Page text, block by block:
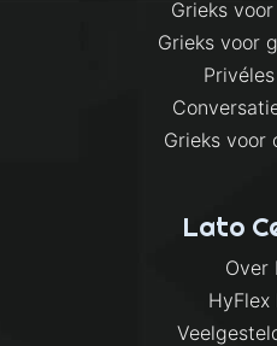
Grieks
Grieks voor
Grieks voor
Lato
Over
HyFlex